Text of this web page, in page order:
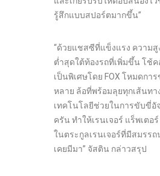
รู้สึกแบบสปอร์ตมากขึ้น”
“ด้วยแชสซีที่แข็งแรง ความสู
ต่ำสุดใต้ท้องรถที่เพิ่มขึ้น โช้
เป็นพิเศษโดย FOX โหมดกา
หลาย ล้อที่พร้อมลุยทุกเส้นทา
เทคโนโลยีช่วยในการขับขี่อั
ครัน ทำให้เรนเจอร์ แร็พเตอ
ในตระกูลเรนเจอร์ที่มีสมรร
เคยมีมา” จัสติน กล่าวสรุป